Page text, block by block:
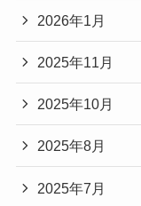
2026年1月
2025年11月
2025年10月
2025年8月
2025年7月